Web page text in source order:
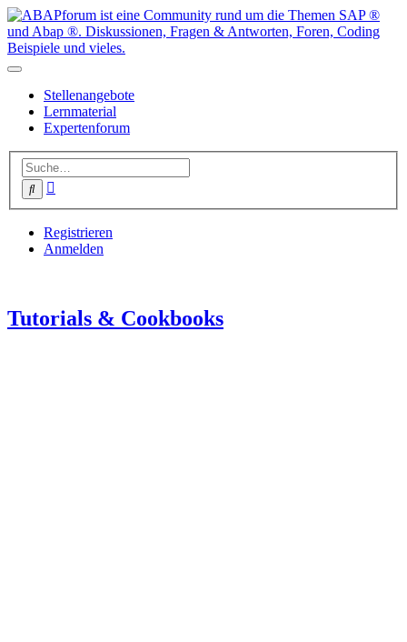
Stellenangebote
Lernmaterial
Expertenforum
Suche
Registrieren
Anmelden
Tutorials & Cookbooks